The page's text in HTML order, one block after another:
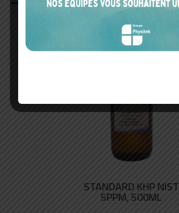
STANDARD KHP NIST
5PPM, 500ML